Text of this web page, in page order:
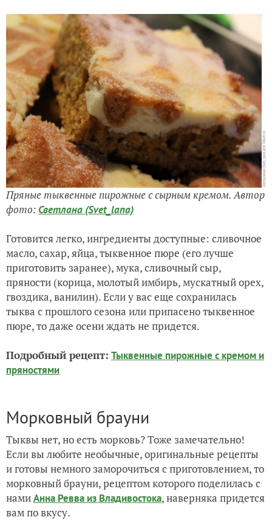
Пряные тыквенные пирожные с сырным кремом. Автор
фото: Светлана (Svet_lana)
Готовится легко, ингредиенты доступные: сливочное
масло, сахар, яйца, тыквенное пюре (его лучше
приготовить заранее), мука, сливочный сыр,
пряности (корица, молотый имбирь, мускатный орех,
гвоздика, ванилин). Если у вас еще сохранилась
тыква с прошлого сезона или припасено тыквенное
пюре, то даже осени ждать не придется.
Подробный рецепт: Тыквенные пирожные с кремом и
пряностями
Морковный брауни
Тыквы нет, но есть морковь? Тоже замечательно!
Если вы любите необычные, оригинальные рецепты
и готовы немного заморочиться с приготовлением, то
морковный брауни, рецептом которого поделилась с
намиАнна Ревва из Владивостока, наверняка придется
вам по вкусу.